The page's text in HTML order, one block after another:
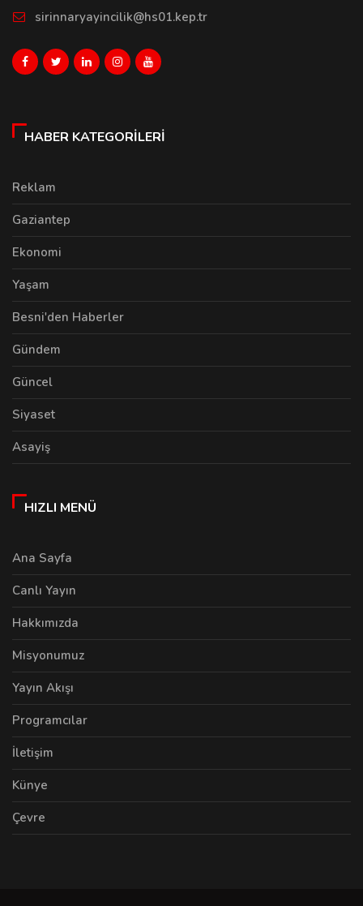
sirinnaryayincilik@hs01.kep.tr
HABER KATEGORILERI
Reklam
Gaziantep
Ekonomi
Yaşam
Besni'den Haberler
Gündem
Güncel
Siyaset
Asayiş
HIZLI MENÜ
Ana Sayfa
Canlı Yayın
Hakkımızda
Misyonumuz
Yayın Akışı
Programcılar
İletişim
Künye
Çevre